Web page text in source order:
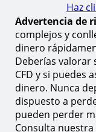
Haz
Advertencia de
complejos y
dinero
Deberías valorar
CFD y si puedes
dinero. Nunca
dispuesto a
pueden perder
Consulta